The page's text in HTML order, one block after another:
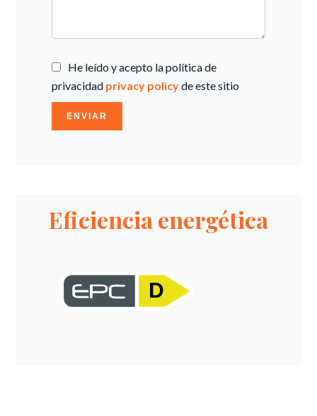
He leído y acepto la política de
privacidad privacy policyde este sitio
ENVIAR
Eficiencia energética
D